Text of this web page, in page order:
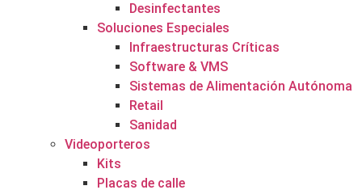
Desinfectantes
Soluciones Especiales
Infraestructuras Críticas
Software & VMS
Sistemas de Alimentación Autónoma
Retail
Sanidad
Videoporteros
Kits
Placas de calle